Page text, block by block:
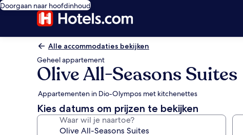
Doorgaan naar hoofdinhoud
Alle accommodaties bekijken
Geheel appartement
Olive All-Seasons Suites
Appartementen in Dio-Olympos met kitchenettes
Kies datums om prijzen te bekijken
Waar wil je naartoe?